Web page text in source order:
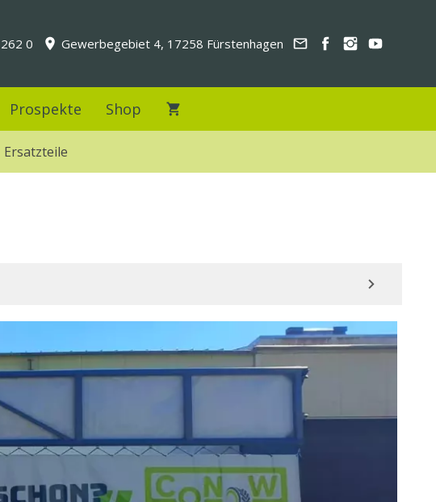
0 Gewerbegebiet 4, 17258 Fürstenhagen
Prospekte Shop
Ersatzteile